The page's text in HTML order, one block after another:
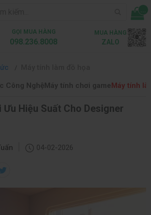
...
GỌI MUA HÀNG
098.236.8008
MUA HÀNG
ZALO
Công NghệMáy tính chơi gameMáy tính
Ưu Hiệu Suất Cho Designer
04-02-2026